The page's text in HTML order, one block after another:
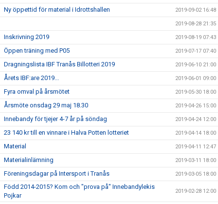
Ny öppettid för material i Idrottshallen 2019-09-02 16:48
2019-08-28 21:35
Inskrivning 2019 2019-08-19 07:43
Öppen träning med P05 2019-07-17 07:40
Dragningslista IBF Tranås Billotteri 2019 2019-06-10 21:00
Årets IBF:are 2019... 2019-06-01 09:00
Fyra omval på årsmötet 2019-05-30 18:00
Årsmöte onsdag 29 maj 18.30 2019-04-26 15:00
Innebandy för tjejer 4-7 år på söndag 2019-04-24 12:00
23 140 kr till en vinnare i Halva Potten lotteriet 2019-04-14 18:00
Material 2019-04-11 12:47
Materialinlämning 2019-03-11 18:00
Föreningsdagar på Intersport i Tranås 2019-03-05 18:00
Född 2014-2015? Kom och "prova på" Innebandylekis
Pojkar
2019-02-28 12:00